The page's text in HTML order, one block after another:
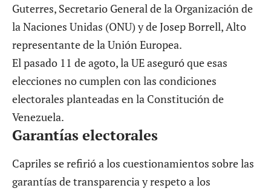
Guterres, Secretario General de la Organización de
la Naciones Unidas (ONU) y de Josep Borrell, Alto
representante de la Unión Europea.
El pasado 11 de agoto, la UE aseguró que esas
elecciones no cumplen con las condiciones
electorales planteadas en la Constitución de
Venezuela.
Garantías electorales
Capriles se refirió a los cuestionamientos sobre las
garantías de transparencia y respeto a los